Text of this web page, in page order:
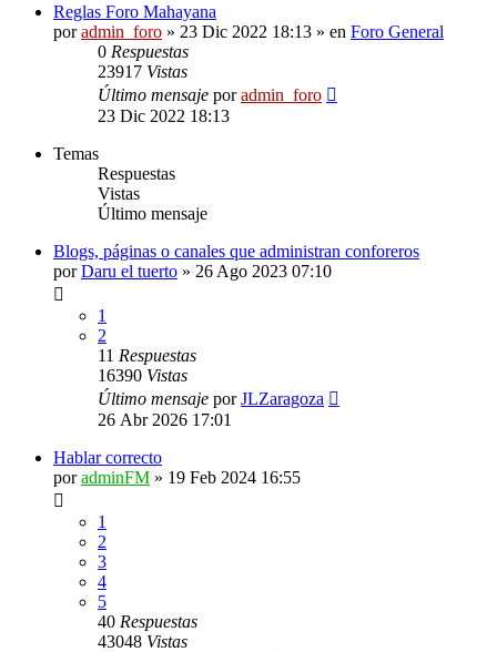
Reglas Foro Mahayana
poradmin_foro » 23 Dic 2022 18:13 » en Foro General
0 Respuestas
23917 Vistas
Último mensaje poradmin_foro
23 Dic 2022 18:13
Temas
Respuestas
Vistas
Último mensaje
Blogs, páginas o canales que administran conforeros
porDaru el tuerto » 26 Ago 2023 07:10
1
2
11 Respuestas
16390 Vistas
Último mensaje porJLZaragoza
26 Abr 2026 17:01
Hablar correcto
poradminFM » 19 Feb 2024 16:55
1
2
3
4
5
40 Respuestas
43048 Vistas